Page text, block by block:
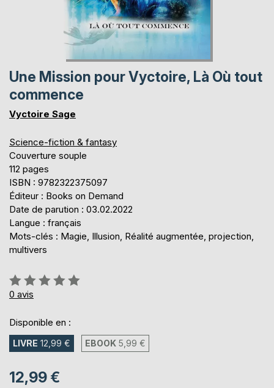
Une Mission pour Vyctoire, Là Où tout
commence
Vyctoire Sage
Science-fiction & fantasy
Couverture souple
112 pages
ISBN : 9782322375097
Éditeur : Books on Demand
Date de parution : 03.02.2022
Langue : français
Mots-clés : Magie, Illusion, Réalité augmentée, projection,
multivers
Évaluation:
0%
0 avis
Disponible en :
LIVRE 12,99 € EBOOK 5,99 €
12,99 €